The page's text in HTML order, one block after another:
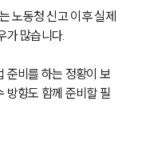
노동청 신고 이후 실제
가 많습니다.
준비를 하는 정황이 보
방향도 함께 준비할 필